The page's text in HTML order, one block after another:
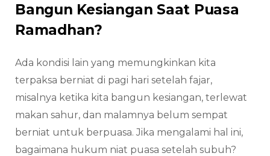
Bangun Kesiangan Saat Puasa
Ramadhan?
Ada kondisi lain yang memungkinkan kita
terpaksa berniat di pagi hari setelah fajar,
misalnya ketika kita bangun kesiangan, terlewat
makan sahur, dan malamnya belum sempat
berniat untuk berpuasa. Jika mengalami hal ini,
bagaimana hukum niat puasa setelah subuh?